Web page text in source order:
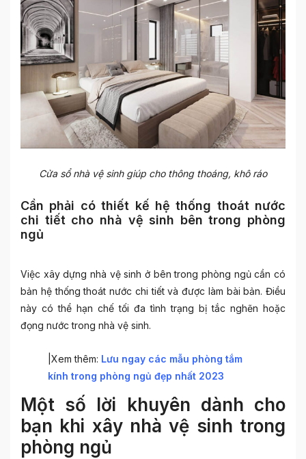
Cửa sổ nhà vệ sinh giúp cho thông thoáng, khô ráo
Cần phải có thiết kế hệ thống thoát nước
chi tiết cho nhà vệ sinh bên trong phòng
ngủ
Việc xây dựng nhà vệ sinh ở bên trong phòng ngủ cần có
bản hệ thống thoát nước chi tiết và được làm bài bản. Điều
này có thể hạn chế tối đa tình trạng bị tắc nghẽn hoặc
đọng nước trong nhà vệ sinh.
|Xem thêm: Lưu ngay các mẫu phòng tắm
kính trong phòng ngủ đẹp nhất 2023
Một số lời khuyên dành cho
bạn khi xây nhà vệ sinh trong
phòng ngủ